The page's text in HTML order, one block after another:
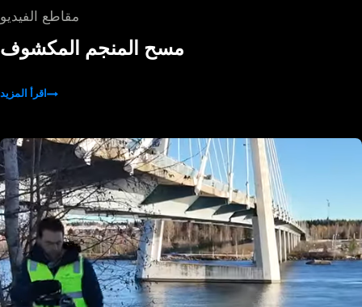
مقاطع الفيديو
مسح المنجم المكشوف
اقرأ المزيد